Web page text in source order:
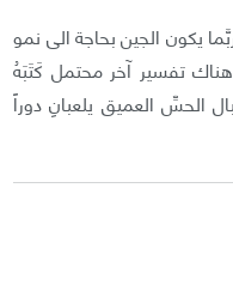
يكون الجين بحاجة الى نمو
تفسير آخر محتمل كَتَبَهُ
الحسِّ العميق يلعبانِ دوراً